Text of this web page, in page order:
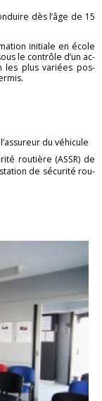
dès l’âge de 15
ini­tiale en école
le contrôle d’un ac­
les plus va­riées pos­
du vé­hi­cule
rou­tière (ASSR) de
de sé­cu­rité rou­